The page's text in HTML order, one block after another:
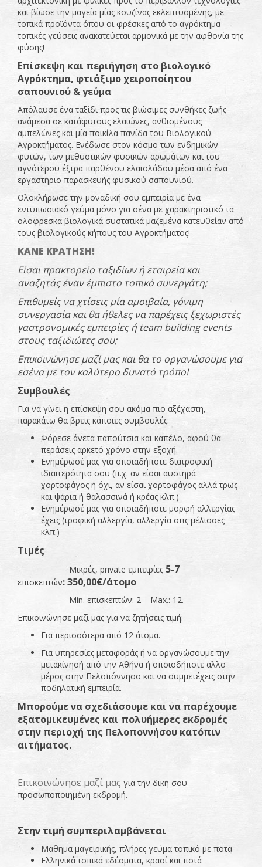
και βίωσε την μαγεία μίας κουζίνας εκλεπτυσμένης, με
τοπικά προϊόντα όπου οι φρέσκες από το αγρόκτημα
τοπικές γεύσεις ανακατεύεται αρμονικά με την αφθονία της
φύσης!
Επίσκεψη και περιήγηση στο βιολογικό
Αγρόκτημα, φτιάξιμο χειροποίητου
σαπουνιού & γεύμα
Απόλαυσε ένα ταξίδι προς τις βιώσιμες συνθήκες ζωής
ανάμεσα σε κατάφυτους ελαιώνες, ανθισμένους
αμπελώνες και μία ποικίλα πανίδα του Βιολογικού
Αγροκτήματος. Ενέδωσε στον κόσμο των ενδημικών
φυτών, των μεθυστικών φυσικών αρωμάτων και του
αγνότερου έξτρα παρθένου ελαιολάδου μέσα από ένα
εργαστήριο παρασκευής φυσικού σαπουνιού.
Ολοκλήρωσε την μοναδική σου εμπειρία με ένα
εντυπωσιακό γεύμα μόνο για σένα με χαρακτηριστικό τα
ολοφρεσκα βιολογικά συστατικά μαζεμένα κατευθείαν από
τους βιολογικούς κήπους του Αγροκτήματος!
ΚΑΝΕ ΚΡΑΤΗΣΗ!
Είσαι πρακτορείο ταξιδίων ή εταιρεία και
αναζητάς έναν έμπιστο τοπικό συνεργάτη;
Επιθυμείς να χτίσεις μία αμοιβαία, γόνιμη
συνεργασία και θα ήθελες να παρέχεις ξεχωριστές
γαστρονομικές εμπειρίες ή team building events
στους ταξιδιώτες σου;
Επικοινώνησε μαζί μας και θα το οργανώσουμε για
εσένα με τον καλύτερο δυνατό τρόπο!
Συμβουλές
Για να γίνει η επίσκεψη σου ακόμα πιο αξέχαστη,
παρακάτω θα βρεις κάποιες συμβουλές:
Φόρεσε άνετα παπούτσια και καπέλο, αφού θα
περάσεις αρκετό χρόνο στην εξοχή.
Ενημέρωσέ μας για οποιαδήποτε διατροφική
ιδιαιτερότητα σου (π.χ. αν είσαι αυστηρά
χορτοφάγος ή όχι, αν είσαι χορτοφάγος αλλά τρως
και ψάρια ή θαλασσινά ή κρέας κλπ.)
Ενημέρωσέ μας για οποιαδήποτε μορφή αλλεργίας
έχεις (τροφική αλλεργία, αλλεργία στις μέλισσες
κλπ.)
Τιμές
Μικρές, private εμπειρίες 5-7
επισκεπτών:350,00€/άτομο
Min. επισκεπτών: 2 – Max.: 12.
Επικοινώνησε μαζί μας για να ζητήσεις τιμή:
Για περισσότερα από 12 άτομα.
Για υπηρεσίες μεταφοράς ή να οργανώσουμε την
μετακίνησή από την Αθήνα ή οποιοδήποτε άλλο
μέρος στην Πελοπόννησο και να συμμετέχεις στην
ποδηλατική εμπειρία.
Μπορούμε να σχεδιάσουμε και να παρέχουμε
εξατομικευμένες και πολυήμερες εκδρομές
στην περιοχή της Πελοποννήσου κατόπιν
αιτήματος.
Επικοινώνησε μαζί μας για την δική σου
προσωποποιημένη εκδρομή.
Στην τιμή συμπεριλαμβάνεται
Μάθημα μαγειρικής, πλήρες γεύμα τοπικό με ποτά
Ελληνικά τοπικά εδέσματα, κρασί και ποτά